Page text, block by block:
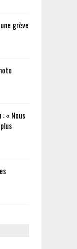
grève
« Nous